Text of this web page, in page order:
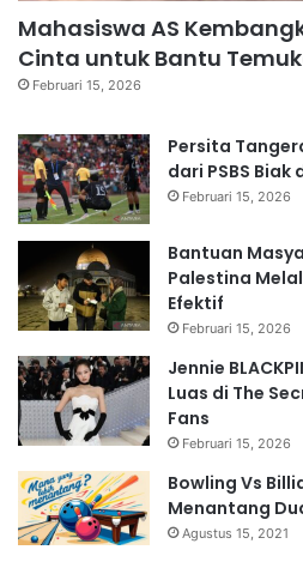
Mahasiswa AS
Cinta untuk Bantu
Februari 15, 2026
Persita
dari PSBS
Februari 15, 2026
Bantuan
Palestina
Efektif
Februari 15, 2026
Jennie
Luas di The
Fans
Februari 15, 2026
Bowling Vs
Menantang
Agustus 15, 2021